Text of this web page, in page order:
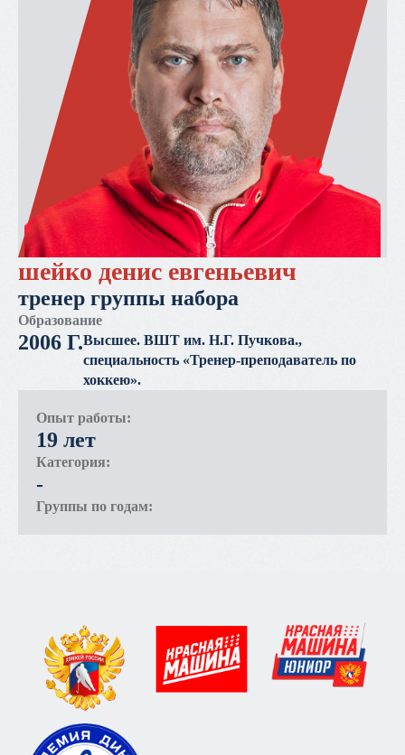
шейко денис евгеньевич
тренер группы набора
Образование
2006 Г.Высшее. ВШТ им. Н.Г. Пучкова.,
специальность «Тренер-преподаватель по
хоккею».
Опыт работы:
19 лет
Категория:
-
Группы по годам: